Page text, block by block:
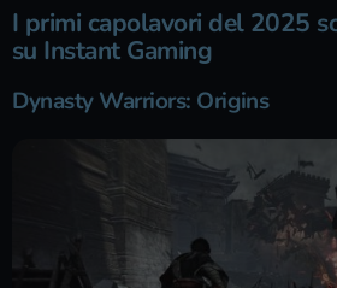
I primi capolavori del 2025
su Instant Gaming
Dynasty Warriors: Origins